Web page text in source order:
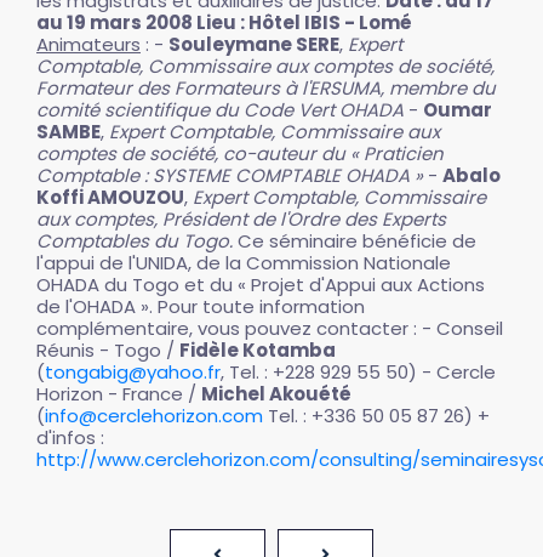
au 19 mars 2008 Lieu : Hôtel IBIS - Lomé
Animateurs : - Souleymane SERE, Expert
Comptable, Commissaire aux comptes de société,
Formateur des Formateurs à l'ERSUMA, membre du
comité scientifique du Code Vert OHADA - Oumar
SAMBE, Expert Comptable, Commissaire aux
comptes de société, co-auteur du « Praticien
Comptable : SYSTEME COMPTABLE OHADA »- Abalo
Koffi AMOUZOU, Expert Comptable, Commissaire
aux comptes, Président de l'Ordre des Experts
Comptables du Togo.Ce séminaire bénéficie de
l'appui de l'UNIDA, de la Commission Nationale
OHADA du Togo et du « Projet d'Appui aux Actions
de l'OHADA ». Pour toute information
complémentaire, vous pouvez contacter : - Conseil
Réunis - Togo / Fidèle Kotamba
(tongabig@yahoo.fr, Tel. : +228 929 55 50) - Cercle
Horizon - France / Michel Akouété
(info@cerclehorizon.com Tel. : +336 50 05 87 26) +
d'infos :
http://www.cerclehorizon.com/consulting/